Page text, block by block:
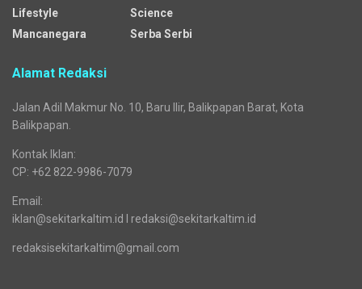
Lifestyle
Mancanegara
Science
Serba Serbi
Alamat Redaksi
Jalan Adil Makmur No. 10, Baru Ilir, Balikpapan Barat, Kota
Balikpapan.
Kontak Iklan:
CP: +62 822-9986-7079
Email:
iklan@sekitarkaltim.id I redaksi@sekitarkaltim.id
redaksisekitarkaltim@gmail.com